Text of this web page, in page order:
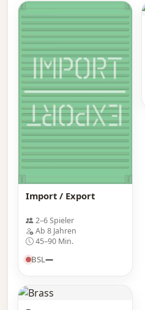
Import / Export
2–6 Spieler
Ab 8 Jahren
45–90 Min.
BSL—